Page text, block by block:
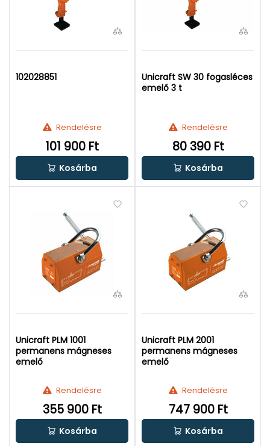
102028851
Rendelésre
101 900 Ft
Kosárba
Unicraft SW 30 fogasléces
emelő 3 t
Rendelésre
80 390 Ft
Kosárba
Unicraft PLM 1001
permanens mágneses
emelő
Rendelésre
355 900 Ft
Kosárba
Unicraft PLM 2001
permanens mágneses
emelő
Rendelésre
747 900 Ft
Kosárba